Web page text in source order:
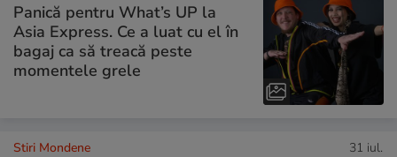
Panică pentru What’s UP la
Asia Express. Ce a luat cu el în
bagaj ca să treacă peste
momentele grele
Stiri Mondene 31 iul.